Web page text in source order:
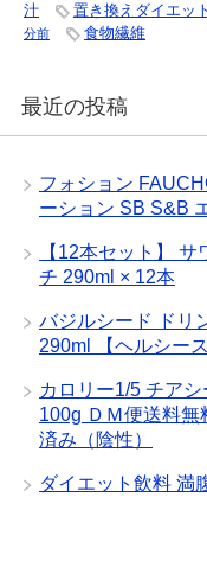
汁
置き換えダイエット
分前
食物繊維
最近の投稿
フォション
ーション SB S&B
【12本セット】
チ 290ml × 12本
バジルシード ドリ
290ml 【ヘルシー
カロリー1/5 チア
100g ＤＭ便送料
済み（陰性）
ダイエット飲料 満